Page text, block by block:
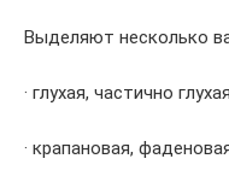
Выделяют несколько
· глухая, частично
· крапановая,